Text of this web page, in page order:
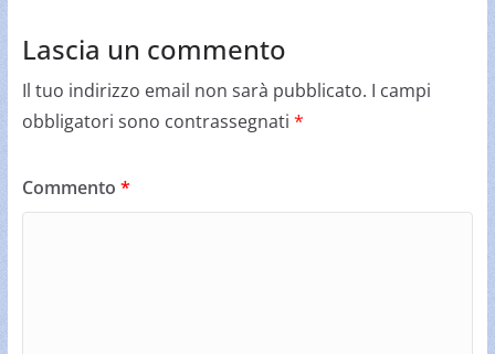
Lascia un commento
Il tuo indirizzo email non sarà pubblicato. I campi
obbligatori sono contrassegnati *
Commento *